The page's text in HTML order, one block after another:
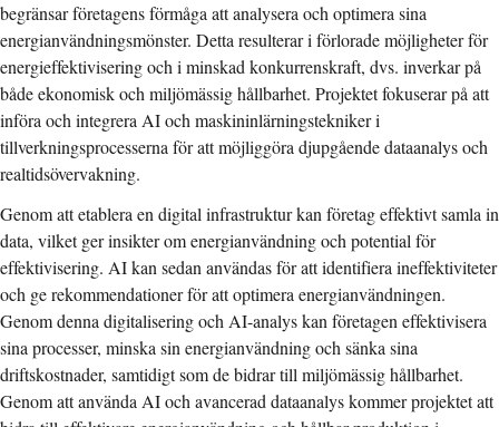
begränsar företagens förmåga att analysera och optimera sina
energianvändningsmönster. Detta resulterar i förlorade möjligheter för
energieffektivisering och i minskad konkurrenskraft, dvs. inverkar på
både ekonomisk och miljömässig hållbarhet. Projektet fokuserar på att
införa och integrera AI och maskininlärningstekniker i
tillverkningsprocesserna för att möjliggöra djupgående dataanalys och
realtidsövervakning.
Genom att etablera en digital infrastruktur kan företag effektivt samla in
data, vilket ger insikter om energianvändning och potential för
effektivisering. AI kan sedan användas för att identifiera ineffektiviteter
och ge rekommendationer för att optimera energianvändningen.
Genom denna digitalisering och AI-analys kan företagen effektivisera
sina processer, minska sin energianvändning och sänka sina
driftskostnader, samtidigt som de bidrar till miljömässig hållbarhet.
Genom att använda AI och avancerad dataanalys kommer projektet att